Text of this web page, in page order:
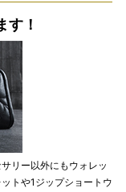
す！
リー以外にもウォレッ
トや1ジップショートウ